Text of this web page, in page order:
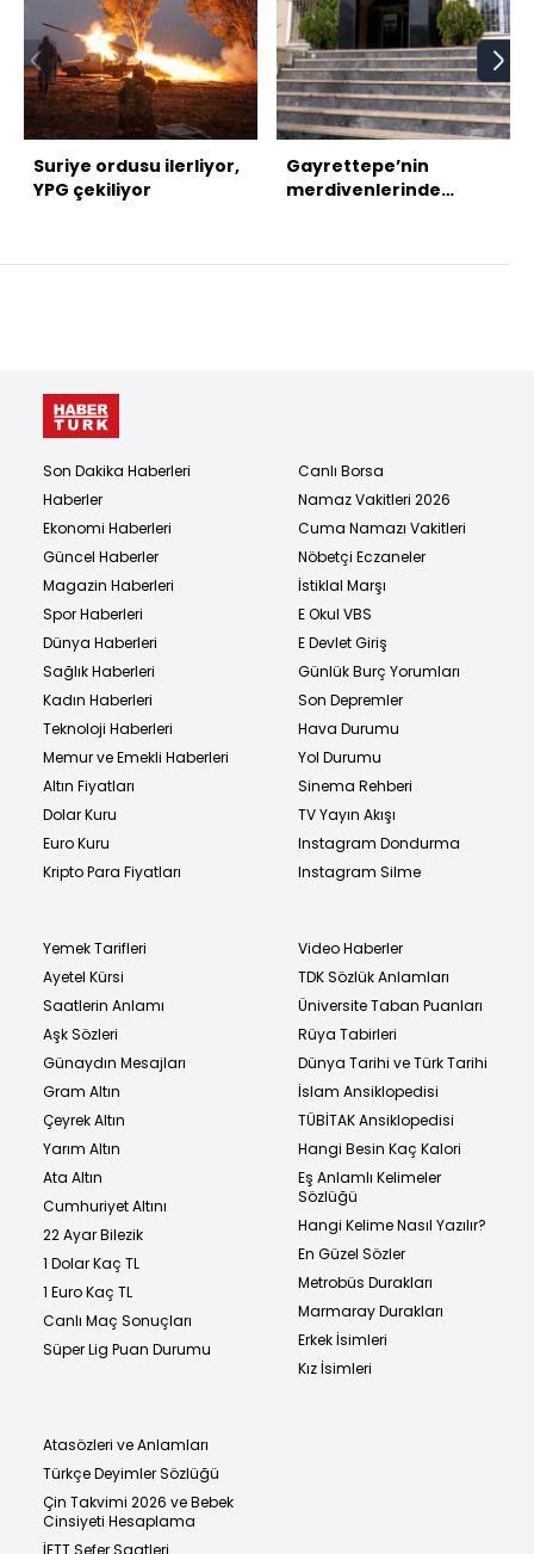
Suriye ordusu ilerliyor,
YPG çekiliyor
Gayrettepe’nin
merdivenlerinde
Son Dakika Haberleri
Haberler
Ekonomi Haberleri
Güncel Haberler
Magazin Haberleri
Spor Haberleri
Dünya Haberleri
Sağlık Haberleri
Kadın Haberleri
Teknoloji Haberleri
Memur ve Emekli Haberleri
Altın Fiyatları
Dolar Kuru
Euro Kuru
Kripto Para Fiyatları
Canlı Borsa
Namaz Vakitleri 2026
Cuma Namazı Vakitleri
Nöbetçi Eczaneler
İstiklal Marşı
E Okul VBS
E Devlet Giriş
Günlük Burç Yorumları
Son Depremler
Hava Durumu
Yol Durumu
Sinema Rehberi
TV Yayın Akışı
Instagram Dondurma
Instagram Silme
Yemek Tarifleri
Ayetel Kürsi
Saatlerin Anlamı
Aşk Sözleri
Günaydın Mesajları
Gram Altın
Çeyrek Altın
Yarım Altın
Ata Altın
Cumhuriyet Altını
22 Ayar Bilezik
1 Dolar Kaç TL
1 Euro Kaç TL
Canlı Maç Sonuçları
Süper Lig Puan Durumu
Video Haberler
TDK Sözlük Anlamları
Üniversite Taban Puanları
Rüya Tabirleri
Dünya Tarihi ve Türk Tarihi
İslam Ansiklopedisi
TÜBİTAK Ansiklopedisi
Hangi Besin Kaç Kalori
Eş Anlamlı Kelimeler
Sözlüğü
Hangi Kelime Nasıl Yazılır?
En Güzel Sözler
Metrobüs Durakları
Marmaray Durakları
Erkek İsimleri
Kız İsimleri
Atasözleri ve Anlamları
Türkçe Deyimler Sözlüğü
Çin Takvimi 2026 ve Bebek
Cinsiyeti Hesaplama
İETT Sefer Saatleri